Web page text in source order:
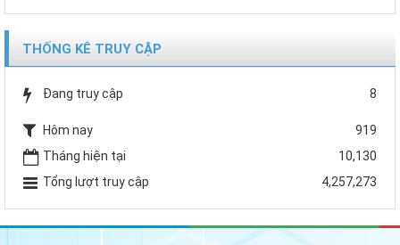
THỐNG KÊ TRUY CẬP
Đang truy cập 8
Hôm nay
919
Tháng hiện tại
10,130
Tổng lượt truy cập
4,257,273